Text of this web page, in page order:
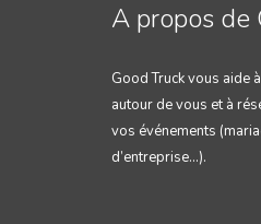
A propos de
Good Truck vous aide
autour de vous et à
vos événements
d’entreprise…).